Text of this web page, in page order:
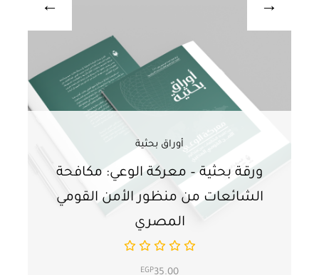
أوراق بحثية
ورقة بحثية – معركة الوعي: مكافحة
الشائعات من منظور الأمن القومي
المصري
EGP35.00